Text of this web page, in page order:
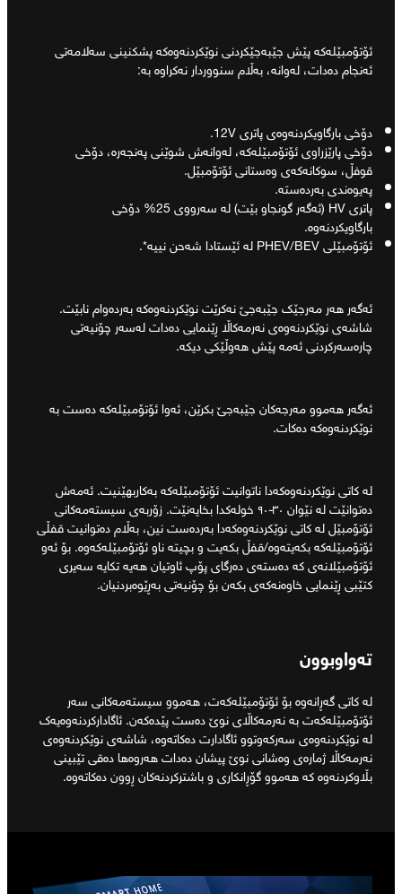
ئۆتۆمبێلەکە پێش جێبەجێکردنی نوێکردنەوەکە پشکنینی سەلامەتی
ئەنجام دەدات، لەوانە، بەڵام سنووردار نەکراوە بە:
دۆخی بارگاویکردنەوەی پاتری 12V.
دۆخی پارێزراوی ئۆتۆمبێلەکە، لەوانەش شوێنی پەنجەرە، دۆخی
قوفڵ، سوکانەکەی وەستانی ئۆتۆمبێل.
پەیوەندی بەردەستە.
پاتری HV (ئەگەر گونجاو بێت) لە سەرووی 25% دۆخی
بارگاویکردنەوە.
ئۆتۆمبێلی PHEV/BEV لە ئێستادا شەحن نییە*.
ئەگەر هەر مەرجێک جێبەجێ نەکرێت نوێکردنەوەکە بەردەوام نابێت.
شاشەی نوێکردنەوەی نەرمەکاڵا ڕێنمایی دەدات لەسەر چۆنیەتی
چارەسەرکردنی ئەمە پێش هەوڵێکی دیکە.
ئەگەر هەموو مەرجەکان جێبەجێ بکرێن، ئەوا ئۆتۆمبێلەکە دەست بە
نوێکردنەوەکە دەکات.
لە کاتی نوێکردنەوەکەدا ناتوانیت ئۆتۆمبێلەکە بەکاربهێنیت. ئەمەش
دەتوانێت لە نێوان ٣٠-٩٠ خولەکدا بخایەنێت. زۆربەی سیستەمەکانی
ئۆتۆمبێل لە کاتی نوێکردنەوەکەدا بەردەست نین، بەڵام دەتوانیت قفڵی
ئۆتۆمبێلەکە بکەیتەوە/قفڵ بکەیت و بچیتە ناو ئۆتۆمبێلەکەوە. بۆ ئەو
ئۆتۆمبێلانەی کە دەستەی دەرگای پۆپ ئاوتیان هەیە تکایە سەیری
کتێبی ڕێنمایی خاوەنەکەی بکەن بۆ چۆنیەتی بەڕێوەبردنیان.
تەواوبوون
لە کاتی گەڕانەوە بۆ ئۆتۆمبێلەکەت، هەموو سیستەمەکانی سەر
ئۆتۆمبێلەکەت بە نەرمەکاڵای نوێ دەست پێدەکەن. ئاگادارکردنەوەیەک
لە نوێکردنەوەی سەرکەوتوو ئاگادارت دەکاتەوە، شاشەی نوێکردنەوەی
نەرمەکاڵا ژمارەی وەشانی نوێ پیشان دەدات هەروەها دەقی تێبینی
بڵاوکردنەوە کە هەموو گۆڕانکاری و باشترکردنەکان ڕوون دەکاتەوە.